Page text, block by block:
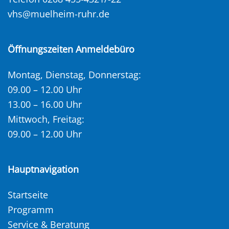
vhs@muelheim-ruhr.de
Öffnungszeiten Anmeldebüro
Montag, Dienstag, Donnerstag:
09.00 – 12.00 Uhr
13.00 – 16.00 Uhr
Mittwoch, Freitag:
09.00 – 12.00 Uhr
Hauptnavigation
Startseite
Programm
Service & Beratung